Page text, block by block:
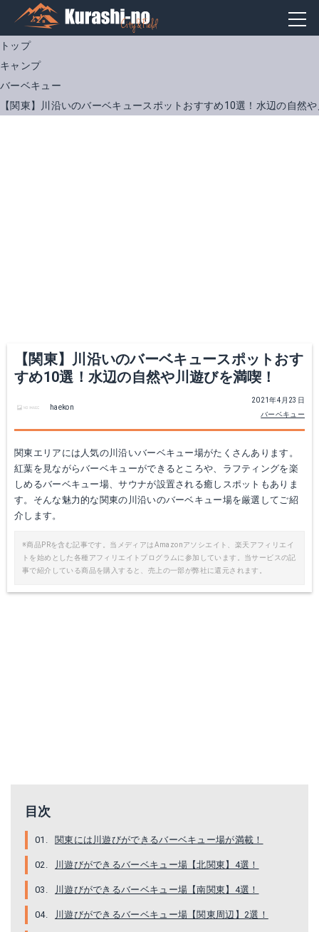
トップ
キャンプ
バーベキュー
【関東】川沿いのバーベキュースポットおすすめ10選！水辺の自然
【関東】川沿いのバーベキュースポットおす
すめ10選！水辺の自然や川遊びを満喫！
2021年4月23日
バーベキュー
haekon
関東エリアには人気の川沿いバーベキュー場がたくさんあります。
紅葉を見ながらバーベキューができるところや、ラフティングを楽
しめるバーベキュー場、サウナが設置される癒しスポットもありま
す。そんな魅力的な関東の川沿いのバーベキュー場を厳選してご紹
介します。
※商品PRを含む記事です。当メディアはAmazonアソシエイト、楽天アフィリエイ
トを始めとした各種アフィリエイトプログラムに参加しています。当サービスの記
事で紹介している商品を購入すると、売上の一部が弊社に還元されます。
目次
関東には川遊びができるバーベキュー場が満載！
川遊びができるバーベキュー場【北関東】4選！
川遊びができるバーベキュー場【南関東】4選！
川遊びができるバーベキュー場【関東周辺】2選！